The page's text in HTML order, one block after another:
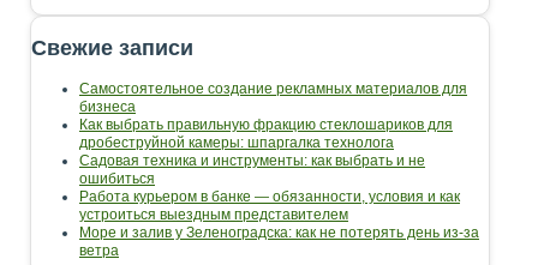
Свежие записи
Самостоятельное создание рекламных материалов для
бизнеса
Как выбрать правильную фракцию стеклошариков для
дробеструйной камеры: шпаргалка технолога
Садовая техника и инструменты: как выбрать и не
ошибиться
Работа курьером в банке — обязанности, условия и как
устроиться выездным представителем
Море и залив у Зеленоградска: как не потерять день из-за
ветра